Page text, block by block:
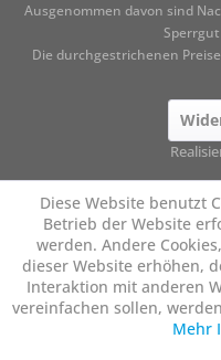
Ausgenommen davon sind
Die durchgestrichenen
Diese Website benutzt
Betrieb der Website
werden. Andere
dieser Website erhöhen,
Interaktion mit anderen
vereinfachen sollen,
Mehr